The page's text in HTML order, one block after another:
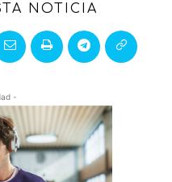
NOTICIA
-